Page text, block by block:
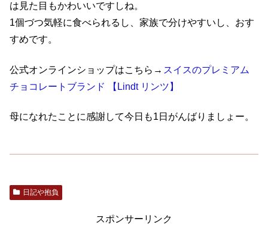
は見た目もかわいいですしね。
1個づつ気軽に食べられるし、家族で分けやすいし、おす
すめです。
公式オンラインショップはこちら→ スイスのプレミアム
チョコレートブランド 【Lindt リンツ】
母になれたことに感謝して今日も1日がんばりましょー。
日記や抱負
スポンサーリンク